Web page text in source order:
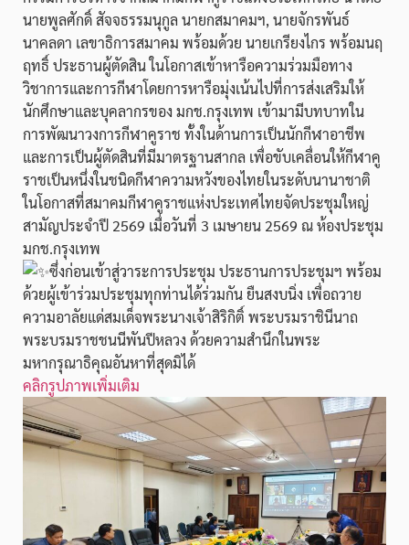
นายพูลศักดิ์ สัจจธรรมนุกูล นายกสมาคมฯ, นายจักรพันธ์
นาคลดา เลขาธิการสมาคม พร้อมด้วย นายเกรียงไกร พร้อมนฤ
ฤทธิ์ ประธานผู้ตัดสิน ในโอกาสเข้าหารือความร่วมมือทาง
วิชาการและการกีฬาโดยการหารือมุ่งเน้นไปที่การส่งเสริมให้
นักศึกษาและบุคลากรของ มกช.กรุงเทพ เข้ามามีบทบาทใน
การพัฒนาวงการกีฬาคูราช ทั้งในด้านการเป็นนักกีฬาอาชีพ
และการเป็นผู้ตัดสินที่มีมาตรฐานสากล เพื่อขับเคลื่อนให้กีฬาคู
ราชเป็นหนึ่งในชนิดกีฬาความหวังของไทยในระดับนานาชาติ
ในโอกาสที่สมาคมกีฬาคูราชแห่งประเทศไทยจัดประชุมใหญ่
สามัญประจำปี 2569 เมื่อวันที่ 3 เมษายน 2569 ณ ห้องประชุม
มกช.กรุงเทพ
ซึ่งก่อนเข้าสู่วาระการประชุม ประธานการประชุมฯ พร้อม
ด้วยผู้เข้าร่วมประชุมทุกท่านได้ร่วมกัน ยืนสงบนิ่ง เพื่อถวาย
ความอาลัยแด่สมเด็จพระนางเจ้าสิริกิติ์ พระบรมราชินีนาถ
พระบรมราชชนนีพันปีหลวง ด้วยความสำนึกในพระ
มหากรุณาธิคุณอันหาที่สุดมิได้
คลิกรูปภาพเพิ่มเติม